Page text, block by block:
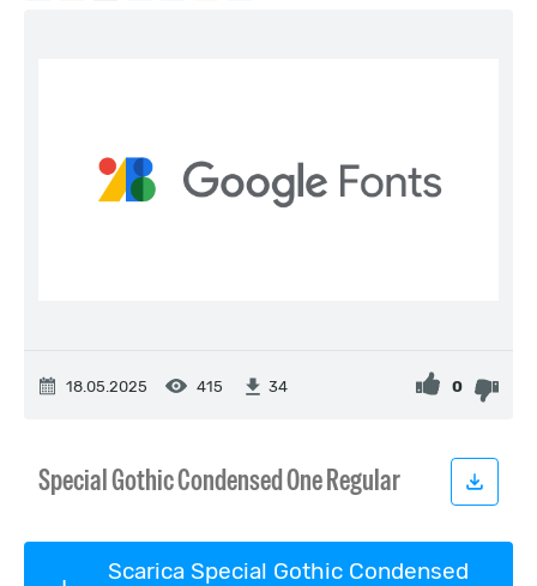
18.05.2025 415 34 0
Scarica Special Gothic Condensed